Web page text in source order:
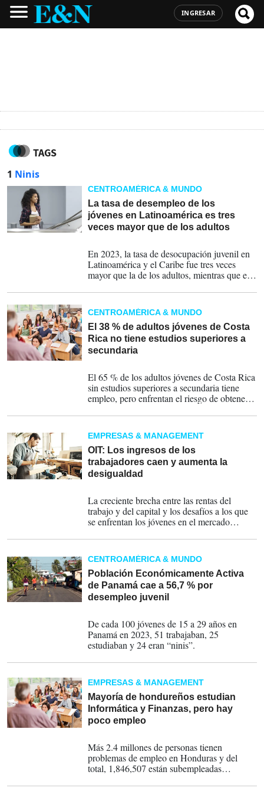
INGRESAR
TAGS
1 Ninis
CENTROAMÉRICA & MUNDO
La tasa de desempleo de los
jóvenes en Latinoamérica es tres
veces mayor que de los adultos
En 2023, la tasa de desocupación juvenil en
Latinoamérica y el Caribe fue tres veces
mayor que la de los adultos, mientras que el
informalidad, según la OIT.
CENTROAMÉRICA & MUNDO
El 38 % de adultos jóvenes de Costa
Rica no tiene estudios superiores a
secundaria
El 65 % de los adultos jóvenes de Costa Rica
sin estudios superiores a secundaria tiene
empleo, pero enfrentan el riesgo de obtener
OCDE.
EMPRESAS & MANAGEMENT
OIT: Los ingresos de los
trabajadores caen y aumenta la
desigualdad
La creciente brecha entre las rentas del
trabajo y del capital y los desafíos a los que
se enfrentan los jóvenes en el mercado
Organización Internacional del Trabajo.
CENTROAMÉRICA & MUNDO
Población Económicamente Activa
de Panamá cae a 56,7 % por
desempleo juvenil
De cada 100 jóvenes de 15 a 29 años en
Panamá en 2023, 51 trabajaban, 25
estudiaban y 24 eran “ninis”.
EMPRESAS & MANAGEMENT
Mayoría de hondureños estudian
Informática y Finanzas, pero hay
poco empleo
Más 2.4 millones de personas tienen
problemas de empleo en Honduras y del
total, 1,846,507 están subempleadas